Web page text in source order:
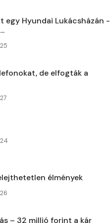
egy Hyundai Lukácsházán -
25
de elfogták a
27
24
élmények
26
– 32 millió forint a kár